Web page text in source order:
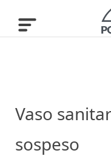
Vaso
sospeso